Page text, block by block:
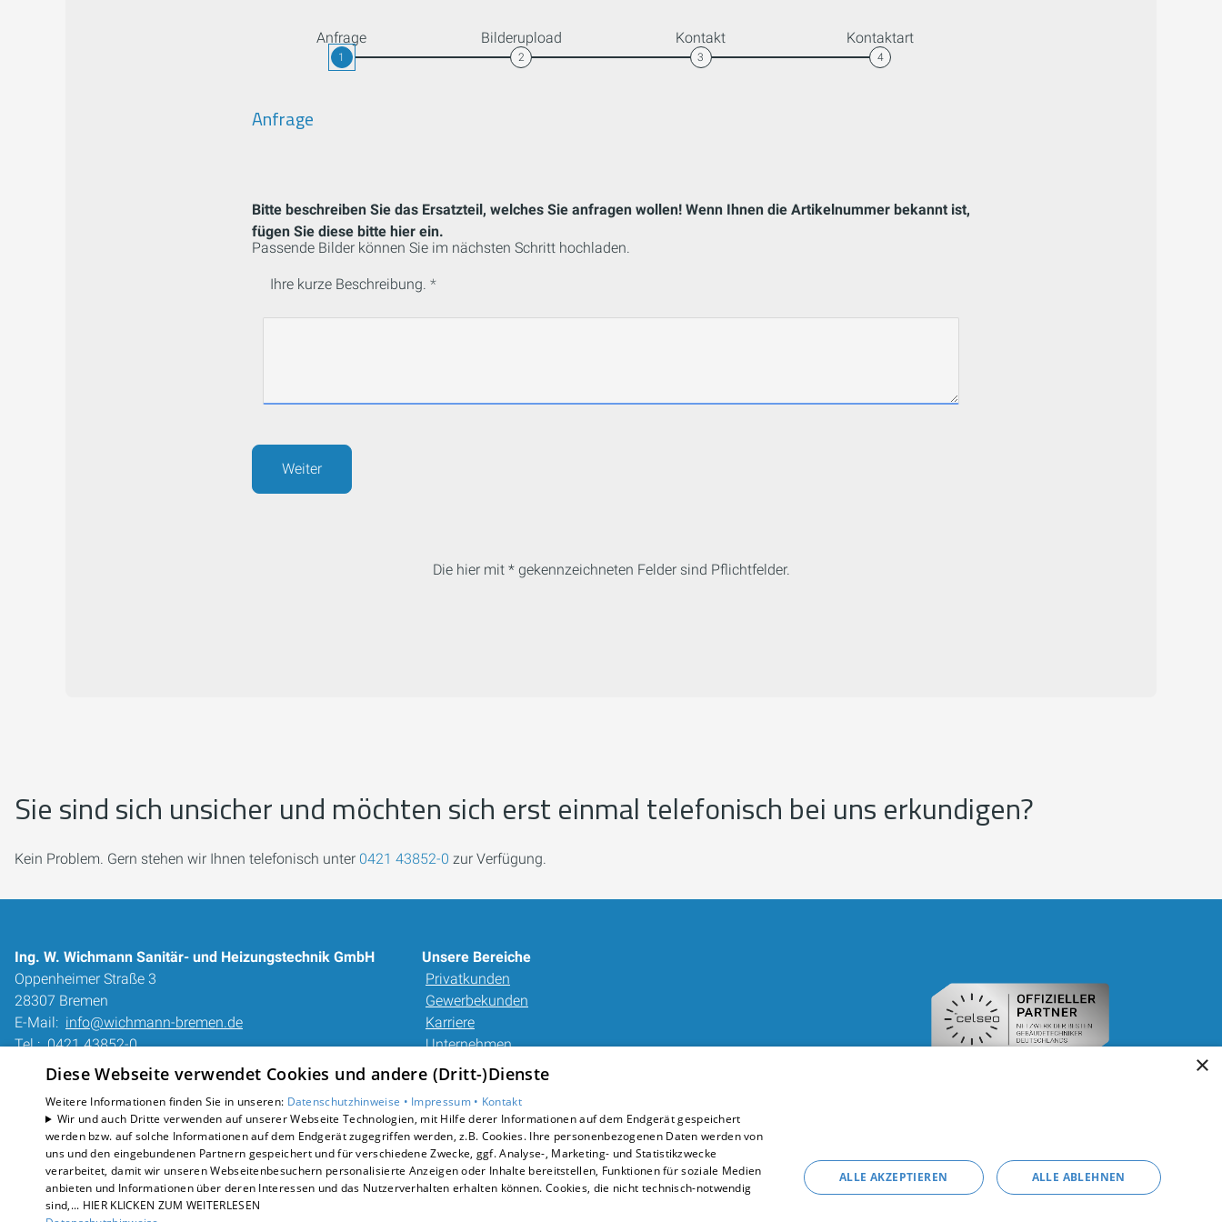
Anfrage
1
Bilderupload
2
Kontakt
3
Kontaktart
4
Anfrage
Bitte beschreiben Sie das Ersatzteil, welches Sie anfragen wollen! Wenn Ihnen die Artikelnummer bekannt ist,
fügen Sie diese bitte hier ein.
Passende Bilder können Sie im nächsten Schritt hochladen.
Ihre kurze Beschreibung.
Weiter
Die hier mit * gekennzeichneten Felder sind Pflichtfelder.
Sie sind sich unsicher und möchten sich erst einmal telefonisch bei uns erkundigen?
Kein Problem. Gern stehen wir Ihnen telefonisch unter 0421 43852-0 zur Verfügung.
Ing. W. Wichmann Sanitär- und Heizungstechnik GmbH
Oppenheimer Straße 3
28307 Bremen
E-Mail: info@wichmann-bremen.de
Tel.: 0421 43852-0
Impressum
Datenschutzerklärung
AGB
Barrierefreiheitserklärung
Unsere Bereiche
Privatkunden
Gewerbekunden
Karriere
Unternehmen
Kontakt
×
Diese Webseite verwendet Cookies und andere (Dritt-)Dienste
Weitere Informationen finden Sie in unseren: Datenschutzhinweise • Impressum • Kontakt
Wir und auch Dritte verwenden auf unserer Webseite Technologien, mit Hilfe derer Informationen auf dem Endgerät gespeichert
werden bzw. auf solche Informationen auf dem Endgerät zugegriffen werden, z.B. Cookies. Ihre personenbezogenen Daten werden von
uns und den eingebundenen Partnern gespeichert und für verschiedene Zwecke, ggf. Analyse-, Marketing- und Statistikzwecke
verarbeitet, damit wir unseren Webseitenbesuchern personalisierte Anzeigen oder Inhalte bereitstellen, Funktionen für soziale Medien
anbieten und Informationen über deren Interessen und das Nutzerverhalten erhalten können. Cookies, die nicht technisch-notwendig
sind,... HIER KLICKEN ZUM WEITERLESEN
ALLE AKZEPTIEREN ALLE ABLEHNEN